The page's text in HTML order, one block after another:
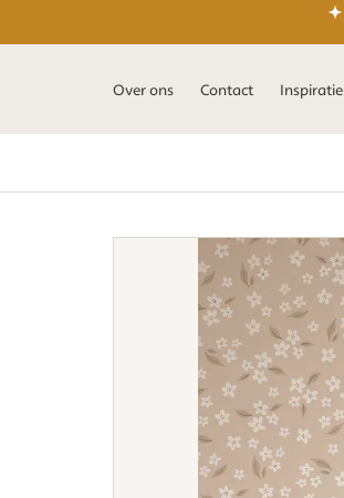
Over ons Contact Inspiratie